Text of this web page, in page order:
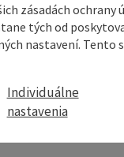
zásadách ochrany
tých od
nastavení. Tento
Individuálne
nastavenia